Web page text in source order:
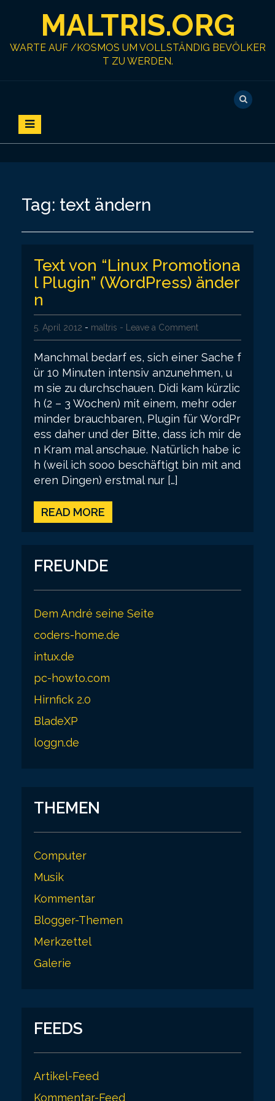
MALTRIS.ORG
WARTE AUF /KOSMOS UM VOLLSTÄNDIG BEVÖLKER
T ZU WERDEN.
Tag: text ändern
Text von “Linux Promotiona
l Plugin” (WordPress) änder
n
5. April 2012 - maltris - Leave a Comment
Manchmal bedarf es, sich einer Sache f
ür 10 Minuten intensiv anzunehmen, u
m sie zu durchschauen. Didi kam kürzlic
h (2 – 3 Wochen) mit einem, mehr oder
minder brauchbaren, Plugin für WordPr
ess daher und der Bitte, dass ich mir de
n Kram mal anschaue. Natürlich habe ic
h (weil ich sooo beschäftigt bin mit and
eren Dingen) erstmal nur […]
READ MORE
FREUNDE
Dem André seine Seite
coders-home.de
intux.de
pc-howto.com
Hirnfick 2.0
BladeXP
loggn.de
THEMEN
Computer
Musik
Kommentar
Blogger-Themen
Merkzettel
Galerie
FEEDS
Artikel-Feed
Kommentar-Feed